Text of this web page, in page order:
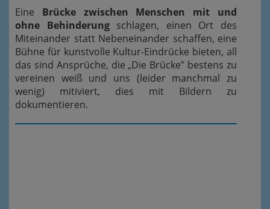
Eine Brücke zwischen Menschen mit und
ohne Behinderungschlagen, einen Ort des
Miteinander statt Nebeneinander schaffen, eine
Bühne für kunstvolle Kultur-Eindrücke bieten, all
das sind Ansprüche, die „Die Brücke” bestens zu
vereinen weiß und uns (leider manchmal zu
wenig) mitiviert, dies mit Bildern zu
dokumentieren.